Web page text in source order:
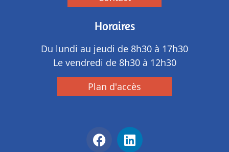
Horaires
Du lundi au jeudi de 8h30 à 17h30
Le vendredi de 8h30 à 12h30
Plan d'accès